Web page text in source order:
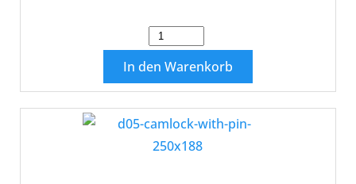
In den Warenkorb